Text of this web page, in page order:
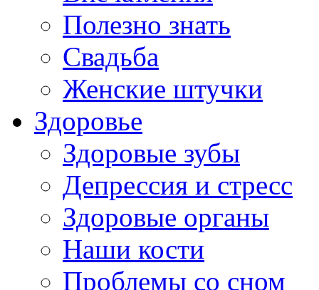
Полезно знать
Свадьба
Женские штучки
Здоровье
Здоровые зубы
Депрессия и стресс
Здоровые органы
Наши кости
Проблемы со сном